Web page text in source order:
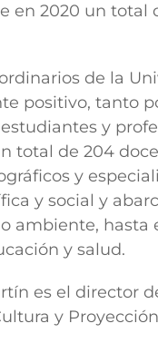
en 2020 un total
de la
positivo, tanto
y
total de 204
y
y social y
ambiente, hasta
y salud.
es el director
y